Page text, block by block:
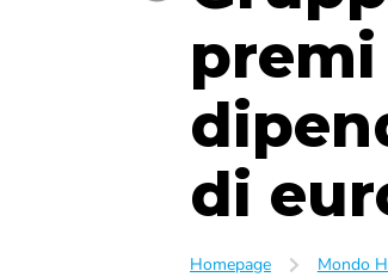
di
Homepage Mondo